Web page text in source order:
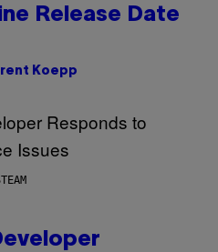
Release Date
Koepp